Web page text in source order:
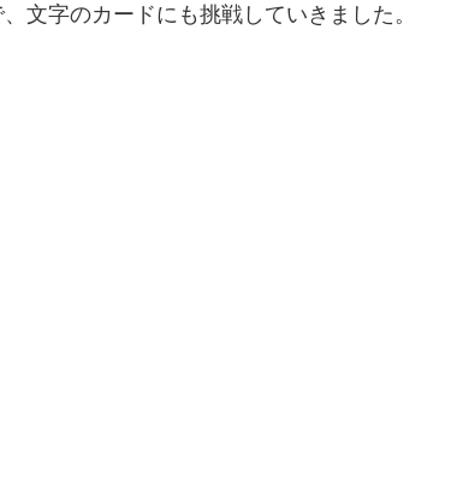
文字のカードにも挑戦していきました。